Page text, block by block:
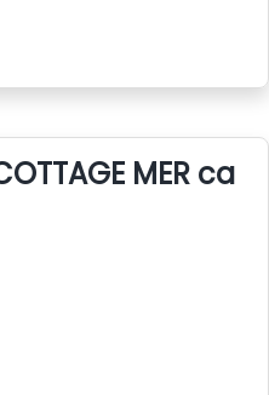
COTTAGE MER